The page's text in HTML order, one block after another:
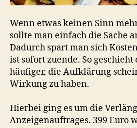
Wenn etwas keinen Sinn
sollte man einfach die Sache
Dadurch spart man sich
ist sofort zuende. So geschieht
häufiger, die Aufklärung
Wirkung zu haben.
Hierbei ging es um die
Anzeigenauftrages. 399 Euro